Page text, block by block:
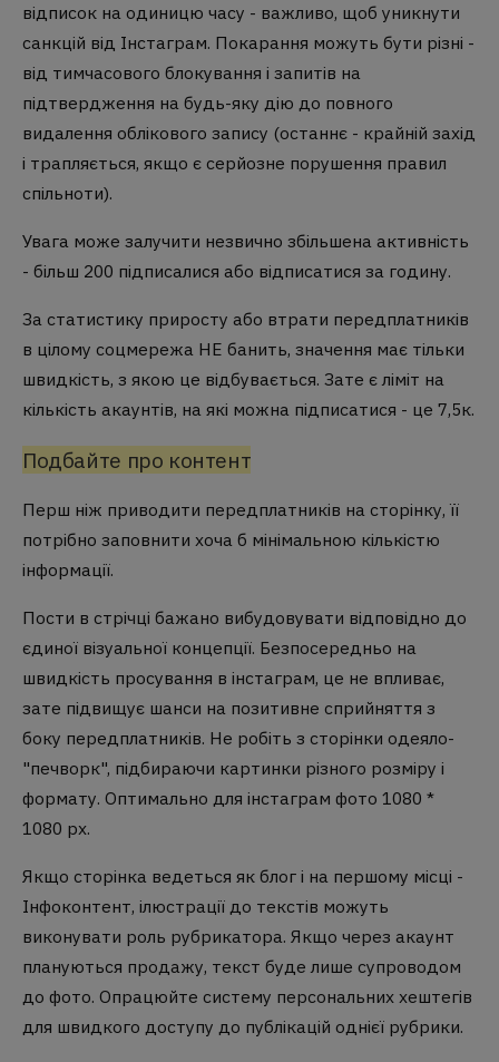
відписок на одиницю часу - важливо, щоб уникнути
санкцій від Інстаграм. Покарання можуть бути різні -
від тимчасового блокування і запитів на
підтвердження на будь-яку дію до повного
видалення облікового запису (останнє - крайній захід
і трапляється, якщо є серйозне порушення правил
спільноти).
Увага може залучити незвично збільшена активність
- більш 200 підписалися або відписатися за годину.
За статистику приросту або втрати передплатників
в цілому соцмережа НЕ банить, значення має тільки
швидкість, з якою це відбувається. Зате є ліміт на
кількість акаунтів, на які можна підписатися - це 7,5к.
Подбайте про контент
Перш ніж приводити передплатників на сторінку, її
потрібно заповнити хоча б мінімальною кількістю
інформації.
Пости в стрічці бажано вибудовувати відповідно до
єдиної візуальної концепції. Безпосередньо на
швидкість просування в інстаграм, це не впливає,
зате підвищує шанси на позитивне сприйняття з
боку передплатників. Не робіть з сторінки одеяло-
"печворк", підбираючи картинки різного розміру і
формату. Оптимально для інстаграм фото 1080 *
1080 px.
Якщо сторінка ведеться як блог і на першому місці -
Інфоконтент, ілюстрації до текстів можуть
виконувати роль рубрикатора. Якщо через акаунт
плануються продажу, текст буде лише супроводом
до фото. Опрацюйте систему персональних хештегів
для швидкого доступу до публікацій однієї рубрики.